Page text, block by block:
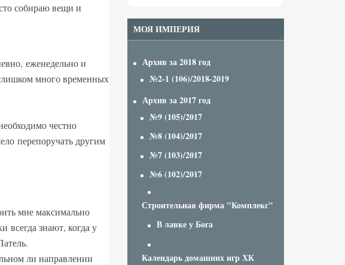
собираю вещи и
еженедельно и
много временных
честно
перепоручать другим
мне максимально
всегда знают, когда у
ли направлении
МОЯ ИМПЕРИЯ
Архив за 2018 год
№2-1 (106)/2018-2019
Архив за 2017 год
№9 (105)/2017
№8 (104)/2017
№7 (103)/2017
№6 (102)/2017
Строительная фирма "Комплекс"
В лавке у Бога
Календарь домашних игр ХК